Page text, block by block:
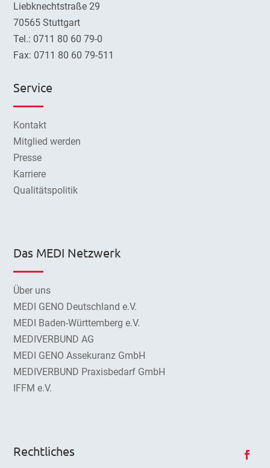
Liebknechtstraße 29
70565 Stuttgart
Tel.: 0711 80 60 79-0
Fax: 0711 80 60 79-511
Service
Kontakt
Mitglied werden
Presse
Karriere
Qualitätspolitik
Das MEDI Netzwerk
Über uns
MEDI GENO Deutschland e.V.
MEDI Baden-Württemberg e.V.
MEDIVERBUND AG
MEDI GENO Assekuranz GmbH
MEDIVERBUND Praxisbedarf GmbH
IFFM e.V.
Rechtliches